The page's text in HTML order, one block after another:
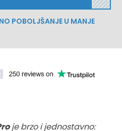
POBOLJŠANJE U MANJE
je brzo i jednostavno: